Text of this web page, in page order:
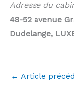
Adresse du
48-52 avenue
Dudelange,
← Article